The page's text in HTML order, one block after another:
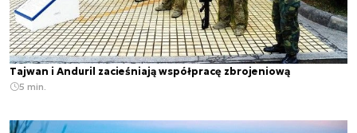
Tajwan i Anduril zacieśniają współpracę zbrojeniową
5 min.